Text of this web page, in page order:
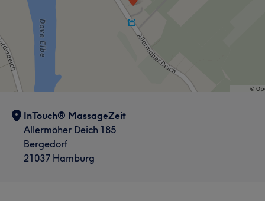
InTouch® MassageZeit
Allermöher Deich 185
Bergedorf
21037 Hamburg